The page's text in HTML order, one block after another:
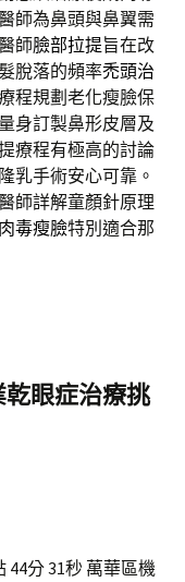
師為鼻頭與鼻翼需
師臉部拉提旨在改
脫落的頻率禿頭治
程規劃老化瘦臉保
身訂製鼻形皮層及
療程有極高的討論
乳手術安心可靠。
師詳解童顏針原理
肉毒瘦臉特別適合那
眼症治療挑
44分 31秒 萬華區機